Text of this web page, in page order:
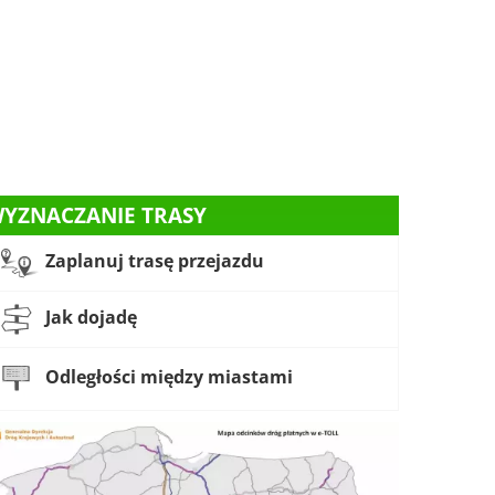
TRASY
Zaplanuj trasę przejazdu
Jak dojadę
Odległości między miastami